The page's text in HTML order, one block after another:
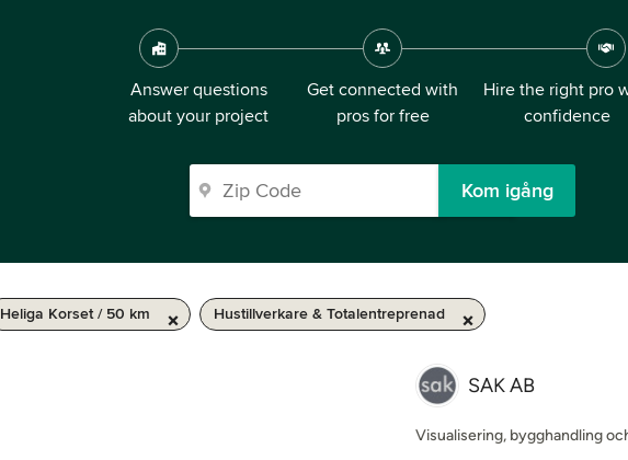
Answer questions
about your project
Get connected with
pros for free
Hire the right pro
confidence
Kom igång
Heliga Korset / 50 km Hustillverkare & Totalentreprenad
SAK AB
Visualisering, bygghandling